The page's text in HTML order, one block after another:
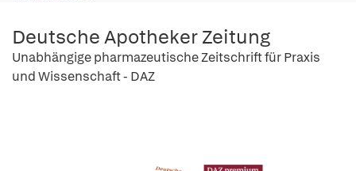
Deutsche Apotheker Zeitung
Unabhängige pharmazeutische Zeitschrift für Praxis
und Wissenschaft - DAZ